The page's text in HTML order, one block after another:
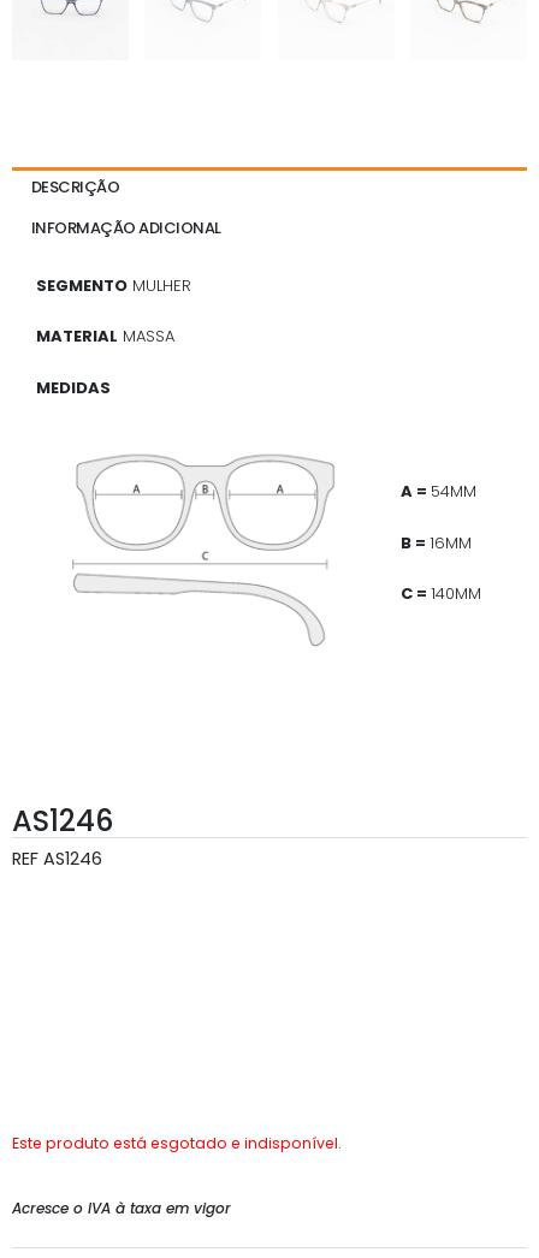
DESCRIÇÃO
INFORMAÇÃO ADICIONAL
SEGMENTO MULHER
MATERIAL MASSA
MEDIDAS
A = 54MM
B = 16MM
C = 140MM
AS1246
REF AS1246
Este produto está esgotado e indisponível.
Acresce o IVA à taxa em vigor